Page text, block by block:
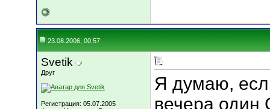
23.08.2006, 00:57
Svetik
Друг
Регистрация: 05.07.2005
Я думаю,
вечера